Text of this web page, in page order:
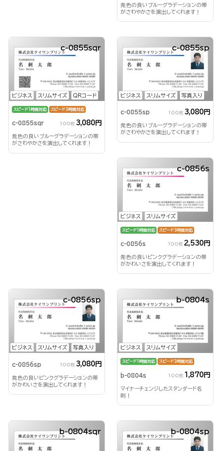
発色の良いブルーグラデーションの帯
がさわやかさを演出してくれます！
ビジネス スリムサイズ QRコード
c-0855sqr
スピード1時間対応 スピード3時間対応
c-0855sqr 100枚 3,080円
発色の良いブルーグラデーションの帯
がさわやかさを演出してくれます！
ビジネス スリムサイズ 写真入り
c-0855sp
c-0855sp 100枚 3,080円
発色の良いブルーグラデーションの帯
がさわやかさを演出してくれます！
ビジネス スリムサイズ
c-0856s
スピード1時間対応 スピード3時間対応
c-0856s 100枚 2,530円
発色の良いピンクグラデーションの帯
がかわいさを演出してくれます！
ビジネス スリムサイズ 写真入り
c-0856sp
c-0856sp 100枚 3,080円
発色の良いピンクグラデーションの帯
がかわいさを演出してくれます！
ビジネス スリムサイズ
b-0804s
スピード1時間対応 スピード3時間対応
b-0804s 100枚 1,870円
マイナーチェンジしたスタンダード名
刺！
b-0804sqr b-0804sp